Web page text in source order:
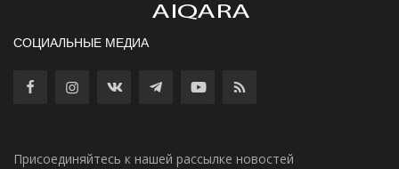
СОЦИАЛЬНЫЕ МЕДИА
Присоединяйтесь к нашей рассылке новостей